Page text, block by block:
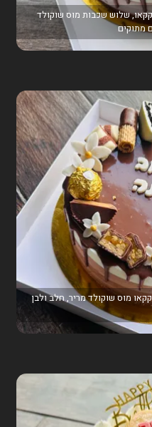
שלוש שכבות מוס שוקולד
מתוקים
מוס שוקולד מריר, חלב ולבן